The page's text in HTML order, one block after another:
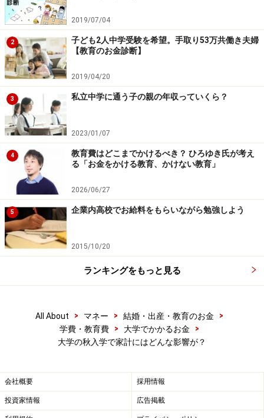
2019/07/04
2
子ども2人中学受験を希望。手取り53万共働き夫婦
【教育のお金診断】
2019/04/20
3 私立中学に通う子の親の年収っていくら？
2023/01/07
4
教育費はどこまでかけるべき？ ひろゆき氏が考え
る「お金をかける教育、かけない教育」
2026/06/27
5 企業内高校でお給料をもらいながら勉強しよう
2015/10/20
ランキングをもっと見る
All About > マネー > 結婚・出産・教育のお金
>
学費・教育費
> 大学でかかるお金
>
大学の秋入学で家計にはどんな影響が？
会社概要 採用情報
投資家情報 広告掲載